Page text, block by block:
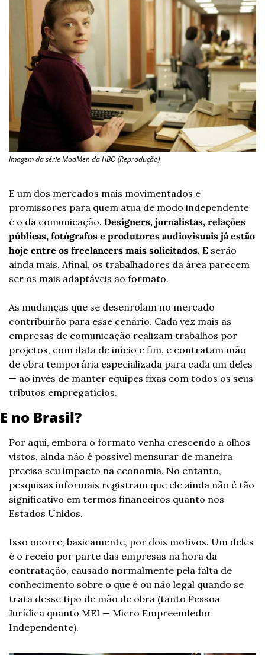
Imagem da série MadMen da HBO (Reprodução)
E um dos mercados mais movimentados e
promissores para quem atua de modo independente
é o da comunicação. Designers, jornalistas, relações
públicas, fotógrafos e produtores audiovisuais já estão
hoje entre os freelancers mais solicitados. E serão
ainda mais. Afinal, os trabalhadores da área parecem
ser os mais adaptáveis ao formato.
As mudanças que se desenrolam no mercado
contribuirão para esse cenário. Cada vez mais as
empresas de comunicação realizam trabalhos por
projetos, com data de início e fim, e contratam mão
de obra temporária especializada para cada um deles
— ao invés de manter equipes fixas com todos os seus
tributos empregatícios.
E no Brasil?
Por aqui, embora o formato venha crescendo a olhos
vistos, ainda não é possível mensurar de maneira
precisa seu impacto na economia. No entanto,
pesquisas informais registram que ele ainda não é tão
significativo em termos financeiros quanto nos
Estados Unidos.
Isso ocorre, basicamente, por dois motivos. Um deles
é o receio por parte das empresas na hora da
contratação, causado normalmente pela falta de
conhecimento sobre o que é ou não legal quando se
trata desse tipo de mão de obra (tanto Pessoa
Jurídica quanto MEI — Micro Empreendedor
Independente).